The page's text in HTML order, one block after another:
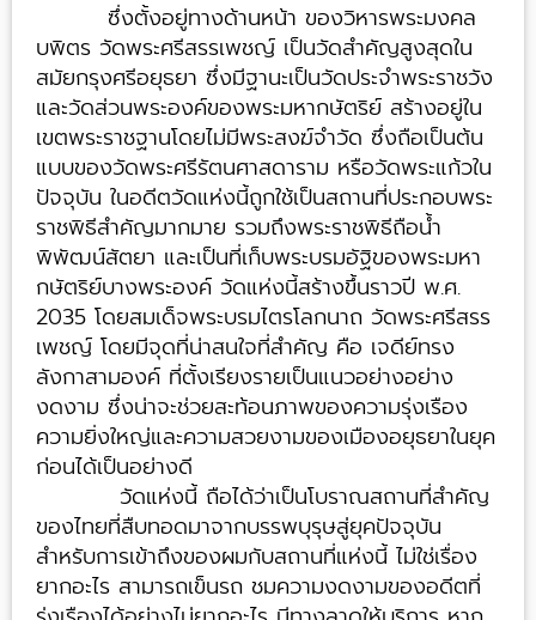
ซึ่งตั้งอยู่ทางด้านหน้า ของวิหารพระมงคล
บพิตร วัดพระศรีสรรเพชญ์ เป็นวัดสำคัญสูงสุดใน
สมัยกรุงศรีอยุธยา ซึ่งมีฐานะเป็นวัดประจำพระราชวัง
และวัดส่วนพระองค์ของพระมหากษัตริย์ สร้างอยู่ใน
เขตพระราชฐานโดยไม่มีพระสงฆ์จำวัด ซึ่งถือเป็นต้น
แบบของวัดพระศรีรัตนศาสดาราม หรือวัดพระแก้วใน
ปัจจุบัน ในอดีตวัดแห่งนี้ถูกใช้เป็นสถานที่ประกอบพระ
ราชพิธีสำคัญมากมาย รวมถึงพระราชพิธีถือน้ำ
พิพัฒน์สัตยา และเป็นที่เก็บพระบรมอัฐิของพระมหา
กษัตริย์บางพระองค์ วัดแห่งนี้สร้างขึ้นราวปี พ.ศ.
2035 โดยสมเด็จพระบรมไตรโลกนาถ วัดพระศรีสรร
เพชญ์ โดยมีจุดที่น่าสนใจที่สำคัญ คือ เจดีย์ทรง
ลังกาสามองค์ ที่ตั้งเรียงรายเป็นแนวอย่างอย่าง
งดงาม ซึ่งน่าจะช่วยสะท้อนภาพของความรุ่งเรือง
ความยิ่งใหญ่และความสวยงามของเมืองอยุธยาในยุค
ก่อนได้เป็นอย่างดี
วัดแห่งนี้ ถือได้ว่าเป็นโบราณสถานที่สำคัญ
ของไทยที่สืบทอดมาจากบรรพบุรุษสู่ยุคปัจจุบัน
สำหรับการเข้าถึงของผมกับสถานที่แห่งนี้ ไม่ใช่เรื่อง
ยากอะไร สามารถเข็นรถ ชมความงดงามของอดีตที่